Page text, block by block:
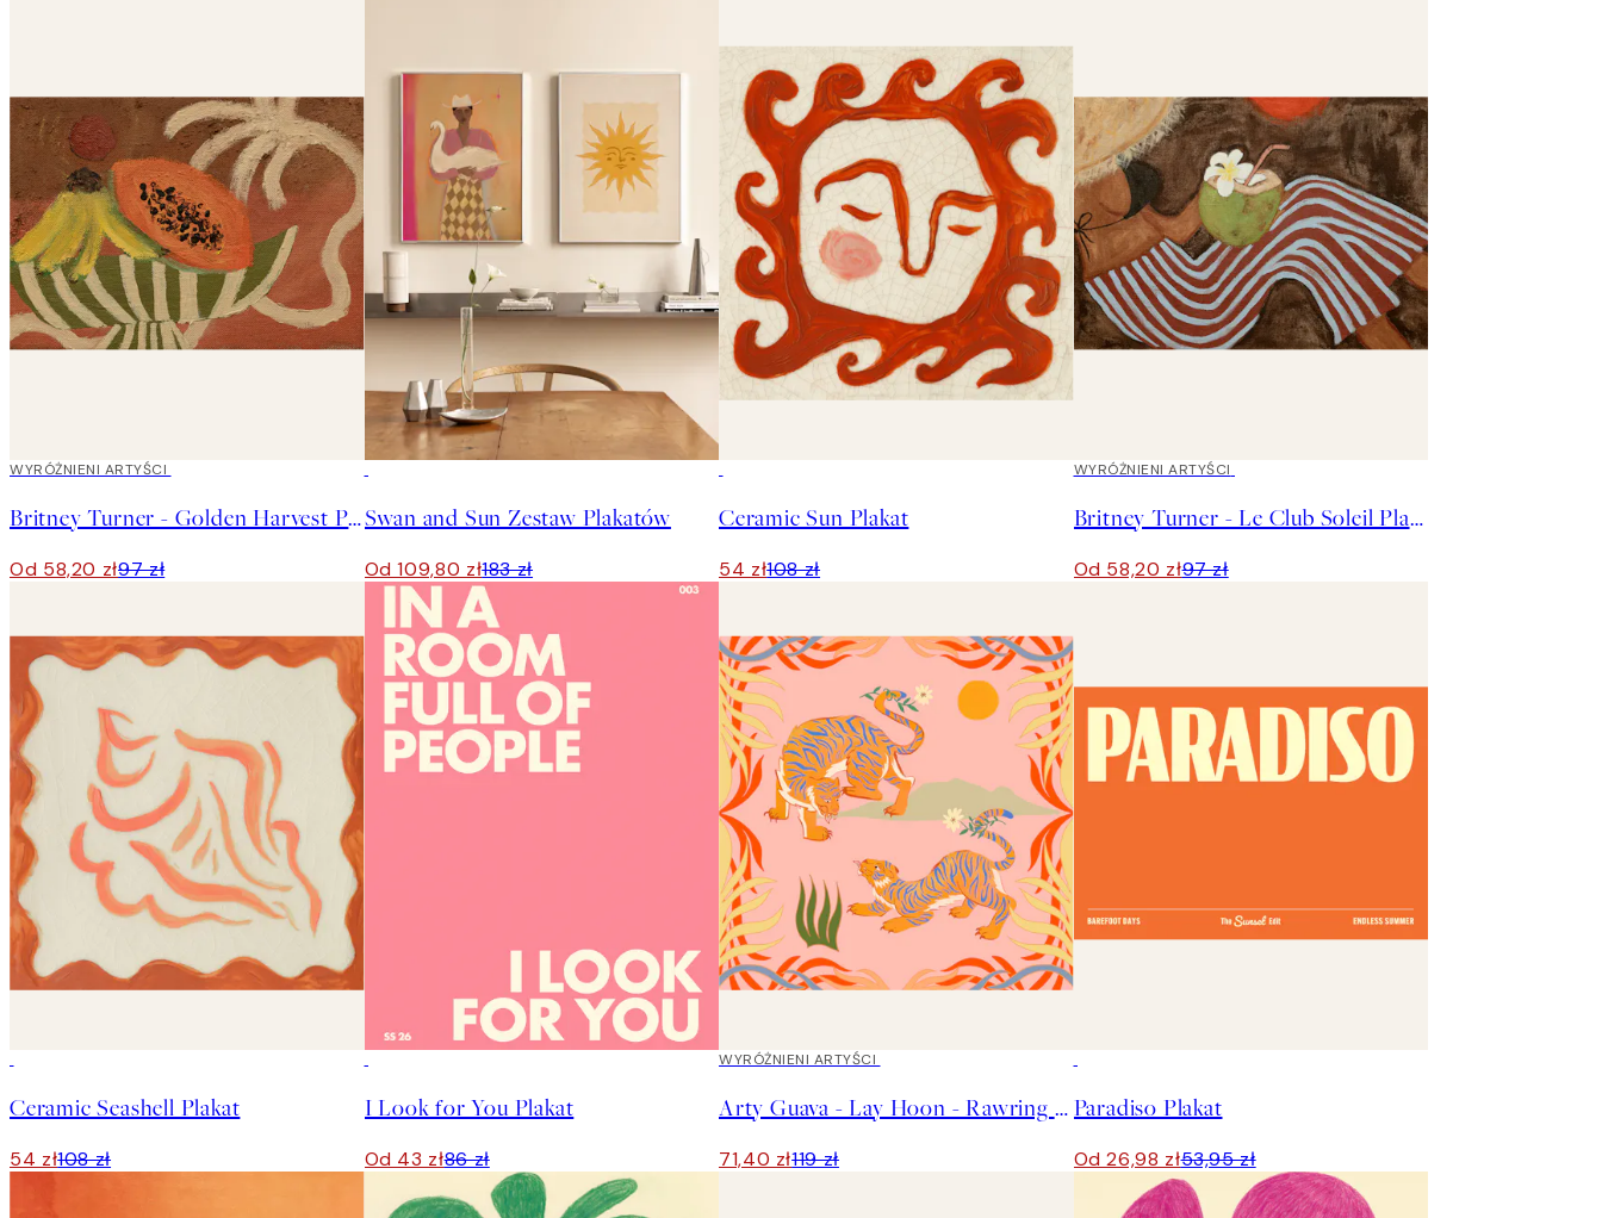
40%*
WYRÓŻNIENI ARTYŚCI
Britney Turner - Golden Harvest Plakat
Od 58,20 zł97 zł
Swan and Sun Zestaw Plakatów
Od 109,80 zł183 zł
Ceramic Sun Plakat
54 zł108 zł
40%*
WYRÓŻNIENI ARTYŚCI
Britney Turner - Le Club Soleil Plakat
Od 58,20 zł97 zł
Ceramic Seashell Plakat
54 zł108 zł
I Look for You Plakat
Od 43 zł86 zł
40%*
WYRÓŻNIENI ARTYŚCI
Arty Guava - Lay Hoon - Rawring Playmates Plakat
71,40 zł119 zł
Paradiso Plakat
Od 26,98 zł53,95 zł